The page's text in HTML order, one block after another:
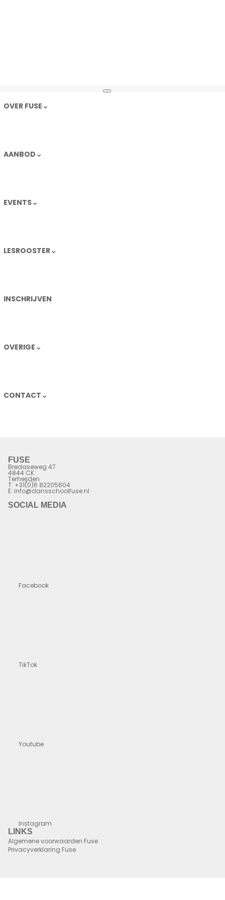
Toggle
OVER FUSE
AANBOD
EVENTS
LESROOSTER
INSCHRIJVEN
OVERIGE
CONTACT
FUSE
Bredaseweg 47
4844 CK
Terheijden
T: +31(0)6 82205604
E: info@dansschoolfuse.nl
SOCIAL MEDIA
Facebook
TikTok
Youtube
Instagram
LINKS
Algemene voorwaarden Fuse
Privacyverklaring Fuse